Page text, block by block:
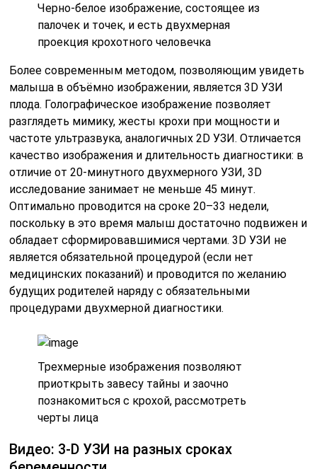
Черно-белое изображение, состоящее из
палочек и точек, и есть двухмерная
проекция крохотного человечка
Более современным методом, позволяющим увидеть
малыша в объёмно изображении, является 3D УЗИ
плода. Голографическое изображение позволяет
разглядеть мимику, жесты крохи при мощности и
частоте ультразвука, аналогичных 2D УЗИ. Отличается
качество изображения и длительность диагностики: в
отличие от 20-минутного двухмерного УЗИ, 3D
исследование занимает не меньше 45 минут.
Оптимально проводится на сроке 20–33 недели,
поскольку в это время малыш достаточно подвижен и
обладает сформировавшимися чертами. 3D УЗИ не
является обязательной процедурой (если нет
медицинских показаний) и проводится по желанию
будущих родителей наряду с обязательными
процедурами двухмерной диагностики.
Трехмерные изображения позволяют
приоткрыть завесу тайны и заочно
познакомиться с крохой, рассмотреть
черты лица
Видео: 3-D УЗИ на разных сроках